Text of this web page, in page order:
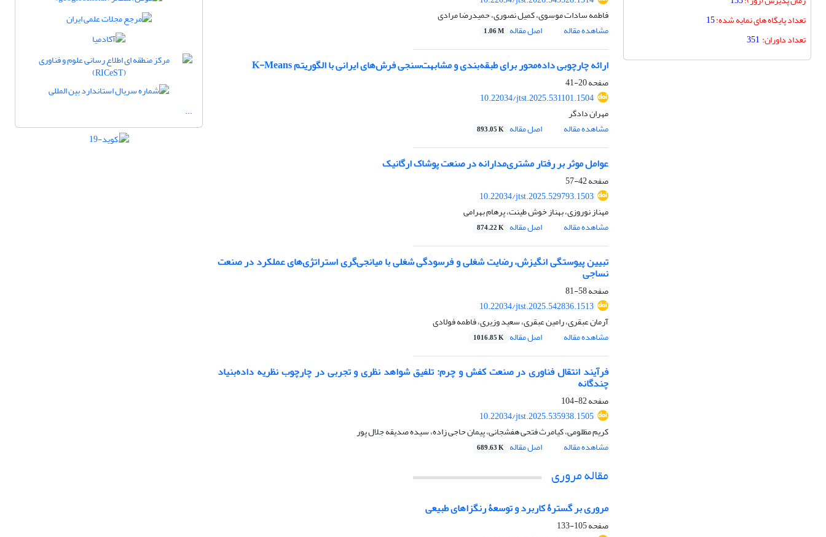
تعداد پایگاه های نمایه شده:15
تعداد داوران: 351
فاطمه سادات موسوی، کمیل نصوری، حمیدرضا مرادی
مشاهده مقاله
اصل مقاله 1.06 M
ارائه چارچوبی داده‌محور برای طبقه‌بندی و مشابهت‌سنجی فرش‌های ایرانی با الگوریتم K-Means
صفحه20-41
10.22034/jtst.2025.531101.1504
مهران دادگر
مشاهده مقاله
اصل مقاله 893.05 K
عوامل موثر بر رفتار مشتری‌مدارانه در صنعت پوشاک ارگانیک
صفحه42-57
10.22034/jtst.2025.529793.1503
مهناز نوروزی، بهناز خوش طینت، پرهام بهرامی
مشاهده مقاله
اصل مقاله 874.22 K
تبیین پیوستگی انگیزش، رضایت شغلی و فرسودگی شغلی با میانجی‌گری استراتژی‌های عملکرد در صنعت
نساجی
صفحه58-81
10.22034/jtst.2025.542836.1513
آرمان عبقری، رامین عبقری، سعید وزیری، فاطمه فولادی
مشاهده مقاله
اصل مقاله 1016.85 K
فرآیند انتقال فناوری در صنعت کفش و چرم: تلفیق شواهد نظری و تجربی در چارچوب نظریه داده‌بنیاد
چندگانه
صفحه82-104
10.22034/jtst.2025.535938.1505
کریم مظلومی، کیامرث فتحی هفشجانی، پیمان حاجی زاده، سیده صدیقه جلال پور
مشاهده مقاله
اصل مقاله 689.63 K
مقاله مروری
مروری بر گسترۀ کاربرد و توسعۀ رنگزاهای طبیعی
صفحه105-133
...